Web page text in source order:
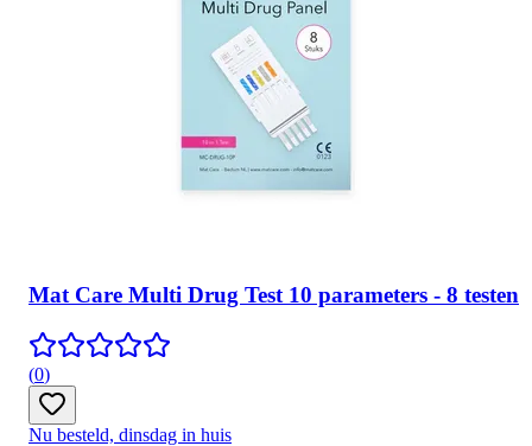
Mat Care Multi Drug Test 10 parameters - 8 testen
(0)
Nu besteld, dinsdag in huis